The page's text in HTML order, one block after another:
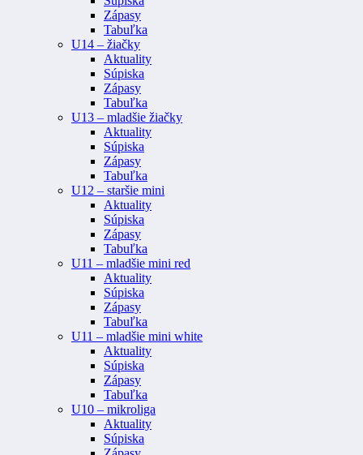
Zápasy
Tabuľka
U14 – žiačky
Aktuality
Súpiska
Zápasy
Tabuľka
U13 – mladšie žiačky
Aktuality
Súpiska
Zápasy
Tabuľka
U12 – staršie mini
Aktuality
Súpiska
Zápasy
Tabuľka
U11 – mladšie mini red
Aktuality
Súpiska
Zápasy
Tabuľka
U11 – mladšie mini white
Aktuality
Súpiska
Zápasy
Tabuľka
U10 – mikroliga
Aktuality
Súpiska